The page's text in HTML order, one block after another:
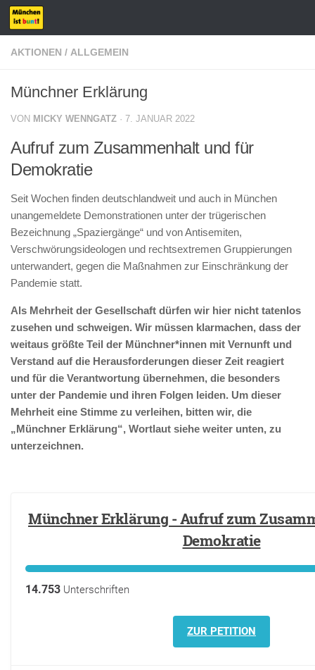
Zum Inhalt springen
AKTIONEN / ALLGEMEIN
Münchner Erklärung
VON MICKY WENNGATZ · 7. JANUAR 2022
Aufruf zum Zusammenhalt und für
Demokratie
Seit Wochen finden deutschlandweit und auch in München
unangemeldete Demonstrationen unter der trügerischen
Bezeichnung „Spaziergänge“ und von Antisemiten,
Verschwörungsideologen und rechtsextremen Gruppierungen
unterwandert, gegen die Maßnahmen zur Einschränkung der
Pandemie statt.
Als Mehrheit der Gesellschaft dürfen wir hier nicht tatenlos
zusehen und schweigen. Wir müssen klarmachen, dass der
weitaus größte Teil der Münchner*innen mit Vernunft und
Verstand auf die Herausforderungen dieser Zeit reagiert
und für die Verantwortung übernehmen, die besonders
unter der Pandemie und ihren Folgen leiden. Um dieser
Mehrheit eine Stimme zu verleihen, bitten wir, die
„Münchner Erklärung“, Wortlaut siehe weiter unten, zu
unterzeichnen.
Münchner Erklärung - Aufruf zum
Demokratie
14.753 Unterschriften
ZUR PETITION